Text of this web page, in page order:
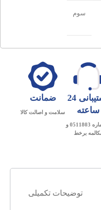
سوم
پشتیبانی 24
ساعته
با شماره 0511803 و
برخط
ضمانت
سلامت و اصالت کالا
توضیحات تکمیلی